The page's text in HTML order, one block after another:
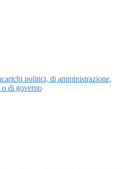
politici, di amministrazione,
di governo